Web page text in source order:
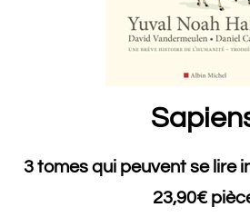
3 tomes qui peuvent se lire
23,90€